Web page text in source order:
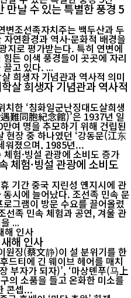
날 수 있는 특별한 풍경 5
조선족자치주는 백두산과 두
연환경과 역사·문화적 배경을
지로 평가받는다. 특히 연변에
든 이색 풍경들이 곳곳에 자리
해 있어 국내외 관광객들의 발길을 끌고 있다. ...
살 희생자 기념관과 역사적
한 ‘침화일군난징대도살희생
難同胞紀念館)’은 1937년 일
여 명을 추모하기 위해 건립된
현장 중 하나였던 ‘강동문(江东
워졌으며, 1985년...
체험·빙설 관광에 소비도
기간 중국 지린성 옌지시에 관
시에 늘어났다. 조선족 민속 문
그램이 방문 수요를 끌어올렸
...
해 인사
원징(蔡文静)이 설 분위기를 한
드티에 긴 웨이브 헤어를 매치
부자가 되자)’, ‘마상톈푸(马上
의 소품을 들고 온화한 미소를
콘셉...